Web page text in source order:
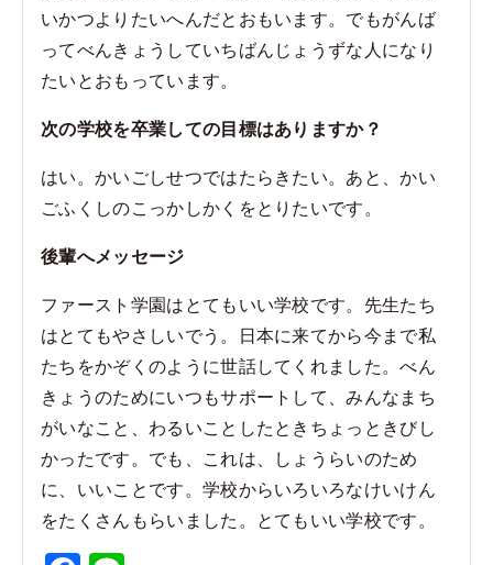
いかつよりたいへんだとおもいます。でもがんば
ってべんきょうしていちばんじょうずな人になり
たいとおもっています。
次の学校を卒業しての目標はありますか？
はい。かいごしせつではたらきたい。あと、かい
ごふくしのこっかしかくをとりたいです。
後輩へメッセージ
ファースト学園はとてもいい学校です。先生たち
はとてもやさしいでう。日本に来てから今まで私
たちをかぞくのように世話してくれました。べん
きょうのためにいつもサポートして、みんなまち
がいなこと、わるいことしたときちょっときびし
かったです。でも、これは、しょうらいのため
に、いいことです。学校からいろいろなけいけん
をたくさんもらいました。とてもいい学校です。